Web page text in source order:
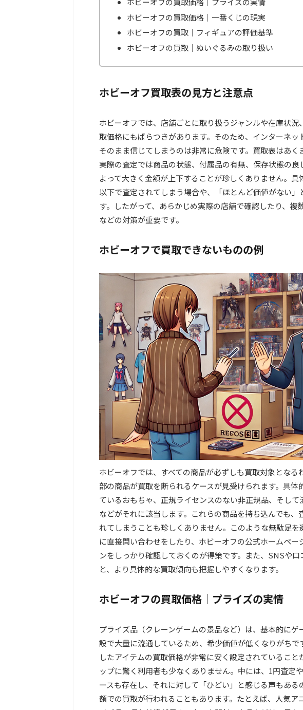
ホビーオフの買取価格｜一番くじの現実
ホビーオフの買取｜フィギュアの評価基準
ホビーオフの買取｜ぬいぐるみの取り扱い
ホビーオフ買取表の見方と注意点
ホビーオフでは、店舗ごとに取り扱うジャンルや在庫状
取価格にもばらつきがあります。そのため、インターネ
そのまま信じてしまうのは非常に危険です。買取表はあく
実際の査定では商品の状態、付属品の有無、保存状態の
よって大きく金額が上下することが珍しくありません。
以下で査定されてしまう場合や、「ほとんど価値がない
す。したがって、あらかじめ実際の店舗で確認したり、複
などの対策が重要です。
ホビーオフで買取できないものの例
ホビーオフでは、すべての商品が必ずしも買取対象とな
部の商品が買取を断られるケースが見受けられます。具
ているおもちゃ、正規ライセンスのない非正規品、そし
などがそれに該当します。これらの商品を持ち込んでも、
れてしまうことも珍しくありません。このような無駄足
に直接問い合わせをしたり、ホビーオフの公式ホームペ
ンをしっかり確認しておくのが得策です。また、SNSや
と、より具体的な買取傾向も把握しやすくなります。
ホビーオフの買取価格｜プライズの実情
プライズ品（クレーンゲームの景品など）は、基本的に
設で大量に流通しているため、希少価値が低くなりがちで
したアイテムの買取価格が非常に安く設定されているこ
ップに驚く利用者も少なくありません。中には、1円査定
ースも存在し、それに対して「ひどい」と感じる声もあ
額での買取が行われることもあります。たとえば、人気ア